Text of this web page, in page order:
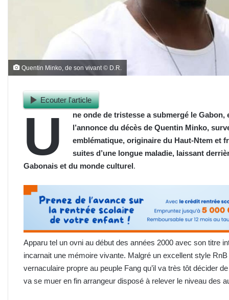
Quentin Minko, de son vivant © D.R.
Ecouter l'article
U
ne onde de tristesse a submergé le
l’annonce du décès de Quentin Minko,
emblématique, originaire du Haut-Ntem et
suites d’une longue maladie, laissant
Gabonais et du monde culturel.
Apparu tel un ovni au début des années 2000 avec son titre
incarnait une mémoire vivante. Malgré un excellent style
vernaculaire propre au peuple Fang qu’il va très tôt décider
va se muer en fin arrangeur disposé à relever le niveau des